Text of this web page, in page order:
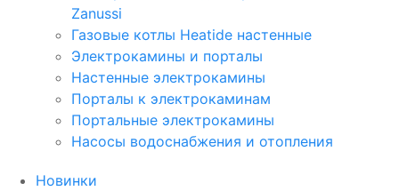
Zanussi
Газовые котлы Heatide настенные
Электрокамины и порталы
Настенные электрокамины
Порталы к электрокаминам
Портальные электрокамины
Насосы водоснабжения и отопления
Новинки